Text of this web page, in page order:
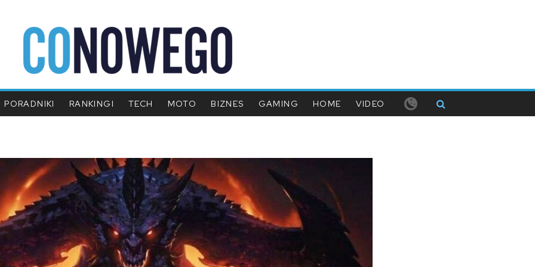
PORADNIKI RANKINGI TECH MOTO BIZNES GAMING HOME VIDEO